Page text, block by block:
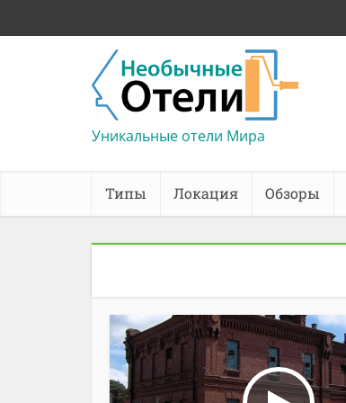
Уникальные отели Мира
Типы Локация Обзоры